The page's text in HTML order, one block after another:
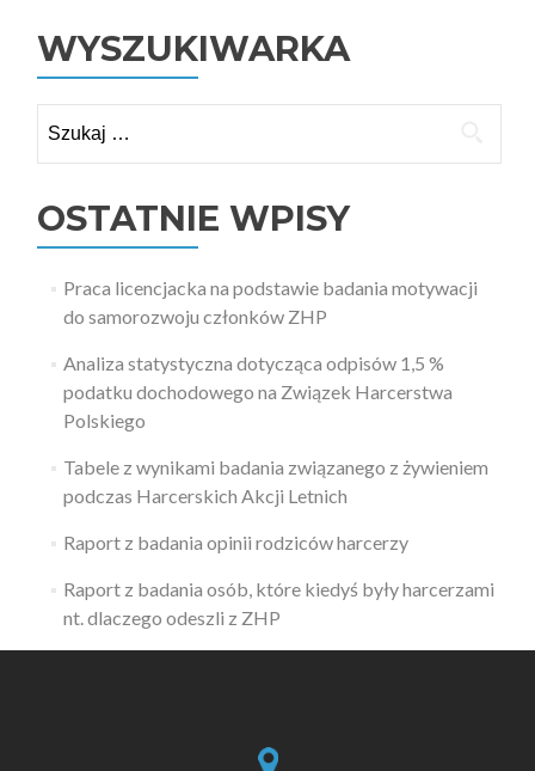
WYSZUKIWARKA
OSTATNIE WPISY
Praca licencjacka na podstawie badania motywacji
do samorozwoju członków ZHP
Analiza statystyczna dotycząca odpisów 1,5 %
podatku dochodowego na Związek Harcerstwa
Polskiego
Tabele z wynikami badania związanego z żywieniem
podczas Harcerskich Akcji Letnich
Raport z badania opinii rodziców harcerzy
Raport z badania osób, które kiedyś były harcerzami
nt. dlaczego odeszli z ZHP